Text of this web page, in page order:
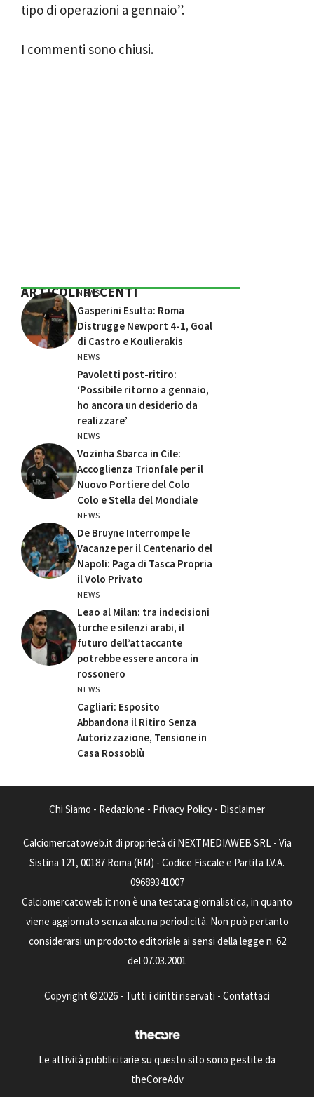
tipo di operazioni a gennaio”.
I commenti sono chiusi.
ARTICOLI RECENTI
NEWS
Gasperini Esulta: Roma
Distrugge Newport 4-1, Goal
di Castro e Koulierakis
NEWS
Pavoletti post-ritiro:
‘Possibile ritorno a gennaio,
ho ancora un desiderio da
realizzare’
NEWS
Vozinha Sbarca in Cile:
Accoglienza Trionfale per il
Nuovo Portiere del Colo
Colo e Stella del Mondiale
NEWS
De Bruyne Interrompe le
Vacanze per il Centenario del
Napoli: Paga di Tasca Propria
il Volo Privato
NEWS
Leao al Milan: tra indecisioni
turche e silenzi arabi, il
futuro dell’attaccante
potrebbe essere ancora in
rossonero
NEWS
Cagliari: Esposito
Abbandona il Ritiro Senza
Autorizzazione, Tensione in
Casa Rossoblù
Chi Siamo - Redazione - Privacy Policy - Disclaimer
Calciomercatoweb.it di proprietà di NEXTMEDIAWEB SRL - Via
Sistina 121, 00187 Roma (RM) - Codice Fiscale e Partita I.V.A.
09689341007
Calciomercatoweb.it non è una testata giornalistica, in quanto
viene aggiornato senza alcuna periodicità. Non può pertanto
considerarsi un prodotto editoriale ai sensi della legge n. 62
del 07.03.2001
Copyright ©2026 - Tutti i diritti riservati - Contattaci
Le attività pubblicitarie su questo sito sono gestite da
theCoreAdv